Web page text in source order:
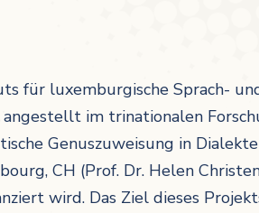
für luxemburgische Sprach-
im trinationalen
Genuszuweisung in
CH (Prof. Dr. Helen
wird. Das Ziel dieses